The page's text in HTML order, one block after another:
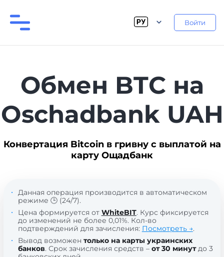
Войти
Обмен BTC на
Oschadbank UAH
Конвертация Bitcoin в гривну с выплатой на
карту Ощадбанк
Данная операция производится в автоматическом
режиме 🕒 (24/7).
Цена формируется от WhiteBIT. Курс фиксируется
до изменений не более 0,01%. Кол-во
подтверждений для зачисления: Посмотреть →.
Вывод возможен только на карты украинских
банков. Срок зачисления средств – от 30 минутдо 3